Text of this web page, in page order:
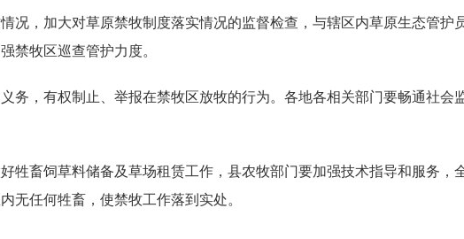
况，加大对草原禁牧制度落实情况的监督检查，与辖区内草原生态管护
禁牧区巡查管护力度。
务，有权制止、举报在禁牧区放牧的行为。各地各相关部门要畅通社会
牲畜饲草料储备及草场租赁工作，县农牧部门要加强技术指导和服务，
无任何牲畜，使禁牧工作落到实处。